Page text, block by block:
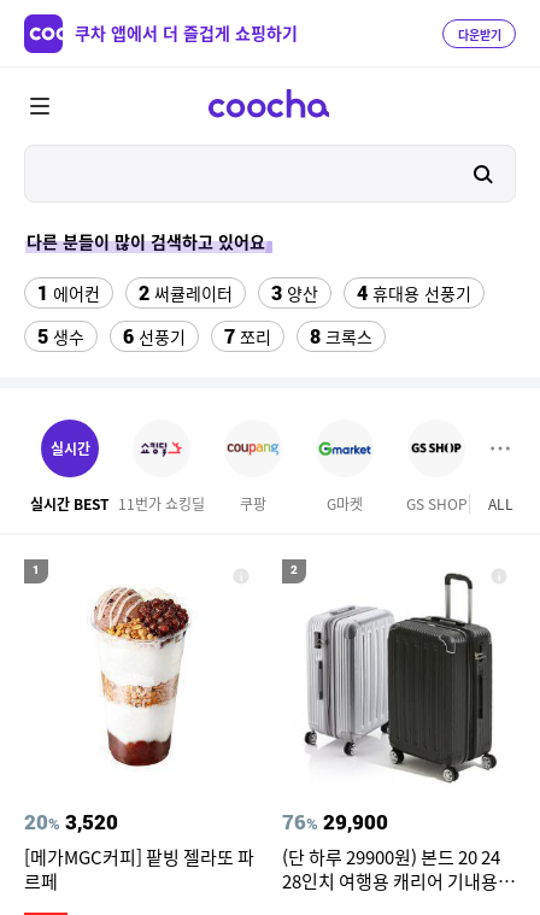
쿠차 앱에서 더 즐겁게 쇼핑하기 다운받기
다른 분들이 많이 검색하고 있어요
1 에어컨 2 써큘레이터 3 양산 4 휴대용 선풍기
5 생수 6 선풍기 7 쪼리 8 크록스
11 메가박스
13 삼성갤럭시북프로, 32gb, win11포함
14 래쉬가드 티셔츠 김해 롯데워터파크 종일권
가정용 인형 뽑기 기계
메가박스 돌비
ALL
실시간
실시간 BEST 11번가 쇼킹딜 쿠팡 G마켓 GS SHOP
1
20% 3,520
[메가MGC커피] 팥빙 젤라또 파
르페
2
76% 29,900
(단 하루 29900원) 본드 20 24
28인치 여행용 캐리어 기내용